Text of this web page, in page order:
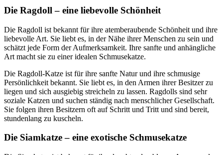
Die Ragdoll – eine liebevolle Schönheit
Die Ragdoll ist bekannt für ihre atemberaubende Schönheit und ihre
liebevolle Art. Sie liebt es, in der Nähe ihrer Menschen zu sein und
schätzt jede Form der Aufmerksamkeit. Ihre sanfte und anhängliche
Art macht sie zu einer idealen Schmusekatze.
Die Ragdoll-Katze ist für ihre sanfte Natur und ihre schmusige
Persönlichkeit bekannt. Sie liebt es, in den Armen ihrer Besitzer zu
liegen und sich ausgiebig streicheln zu lassen. Ragdolls sind sehr
soziale Katzen und suchen ständig nach menschlicher Gesellschaft.
Sie folgen ihren Besitzern oft auf Schritt und Tritt und sind bereit,
stundenlang zu kuscheln.
Die Siamkatze – eine exotische Schmusekatze